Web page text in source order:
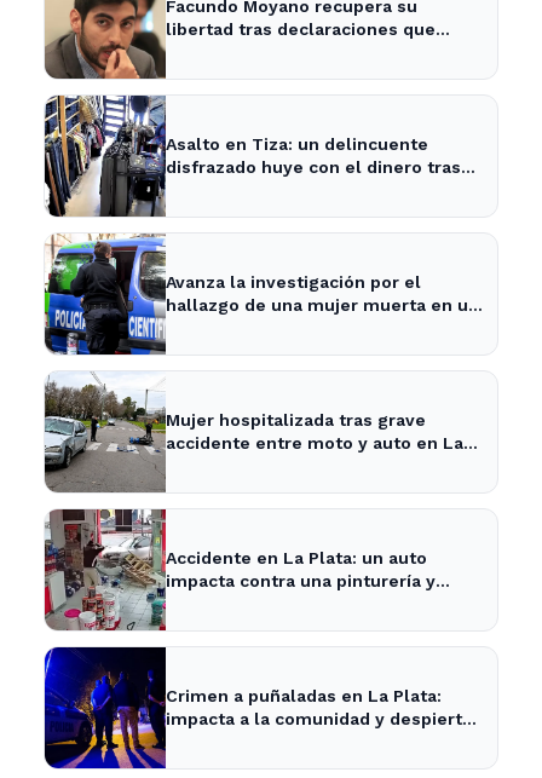
Facundo Moyano recupera su
libertad tras declaraciones que
Asalto en Tiza: un delincuente
disfrazado huye con el dinero tras
Avanza la investigación por el
hallazgo de una mujer muerta en un
Mujer hospitalizada tras grave
accidente entre moto y auto en La
Accidente en La Plata: un auto
impacta contra una pinturería y
Crimen a puñaladas en La Plata:
impacta a la comunidad y despierta